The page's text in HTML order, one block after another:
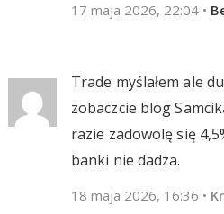
17 maja 2026, 22:04 •
Trade myślałem ale
zobaczcie blog
razie zadowolę się
banki nie dadza.
18 maja 2026, 16:36 •